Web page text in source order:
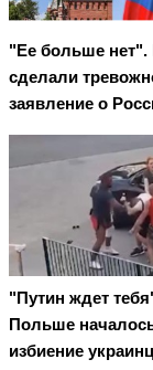
"Ее больше
сделали
заявление о
"Путин ждет
Польше
избиение